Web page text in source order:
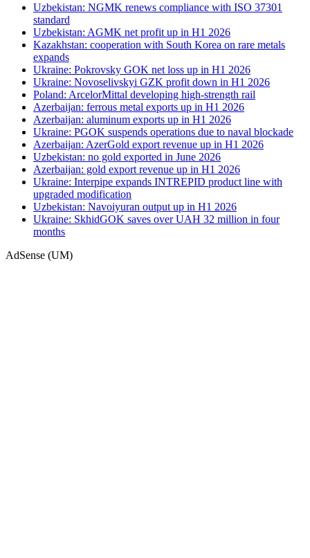
Uzbekistan: NGMK renews compliance with ISO 37301
standard
Uzbekistan: AGMK net profit up in H1 2026
Kazakhstan: cooperation with South Korea on rare metals
expands
Ukraine: Pokrovsky GOK net loss up in H1 2026
Ukraine: Novoselivskyi GZK profit down in H1 2026
Poland: ArcelorMittal developing high-strength rail
Azerbaijan: ferrous metal exports up in H1 2026
Azerbaijan: aluminum exports up in H1 2026
Ukraine: PGOK suspends operations due to naval blockade
Azerbaijan: AzerGold export revenue up in H1 2026
Uzbekistan: no gold exported in June 2026
Azerbaijan: gold export revenue up in H1 2026
Ukraine: Interpipe expands INTREPID product line with
upgraded modification
Uzbekistan: Navoiyuran output up in H1 2026
Ukraine: SkhidGOK saves over UAH 32 million in four
months
AdSense (UM)